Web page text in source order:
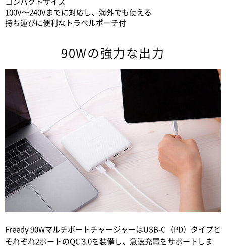
コンパクトサイズ
100V〜240Vまでに対応し、海外でも使える
持ち運びに便利なトラベルポーチ付
90Wの強力な出力
Freedy 90WマルチポートチャージャーはUSB-C（PD）タイプと
それぞれ2ポートのQC 3.0を装備し、急速充電をサポートしま